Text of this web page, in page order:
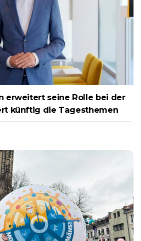
erweitert seine Rolle bei der
künftig die Tagesthemen